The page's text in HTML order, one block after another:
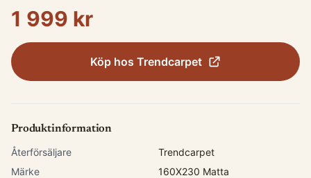
1 999 kr
Köp hos Trendcarpet
Produktinformation
Återförsäljare
Trendcarpet
Märke
160X230 Matta